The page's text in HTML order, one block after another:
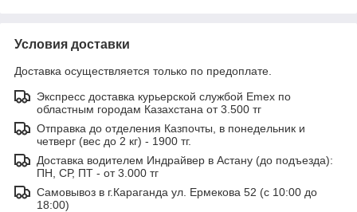
Условия доставки
Доставка осуществляется только по предоплате.
Экспресс доставка курьерской службой Emex по
областным городам Казахстана от 3.500 тг
Отправка до отделения Казпочты, в понедельник и
четверг (вес до 2 кг) - 1900 тг.
Доставка водителем Индрайвер в Астану (до подъезда):
ПН, СР, ПТ - от 3.000 тг
Самовывоз в г.Караганда ул. Ермекова 52 (с 10:00 до
18:00)